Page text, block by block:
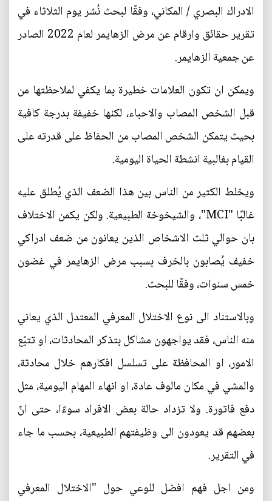
الادراك البصري / المكاني، وفقًا لبحث نُشر يوم الثلاثاء في
تقرير حقائق وارقام عن مرض الزهايمر لعام 2022 الصادر
عن جمعية الزهايمر.
ويمكن ان تكون العلامات خطيرة بما يكفي لملاحظتها من
قبل الشخص المصاب والاحباء، لكنها خفيفة بدرجة كافية
بحيث يتمكن الشخص المصاب من الحفاظ على قدرته على
القيام بغالبية انشطة الحياة اليومية.
ويخلط الكثير من الناس بين هذا الضعف الذي يُطلق عليه
غالبًا "MCI"، والشيخوخة الطبيعية. ولكن يكمن الاختلاف
بان حوالي ثلث الاشخاص الذين يعانون من ضعف ادراكي
خفيف يُصابون بالخرف بسبب مرض الزهايمر في غضون
خمس سنوات، وفقًا للبحث.
وبالاستناد الى نوع الاختلال المعرفي المعتدل الذي يعاني
منه الناس، فقد يواجهون مشاكل بتذكر المحادثات، او تتبّع
الامور، او المحافظة على تسلسل افكارهم خلال محادثة،
والمشي في مكان مالوف عادة، او انهاء المهام اليومية، مثل
دفع فاتورة. ولا تزداد حالة بعض الافراد سوءًا، حتى انّ
بعضهم قد يعودون الى وظيفتهم الطبيعية، بحسب ما جاء
في التقرير.
ومن اجل فهم افضل للوعي حول "الاختلال المعرفي